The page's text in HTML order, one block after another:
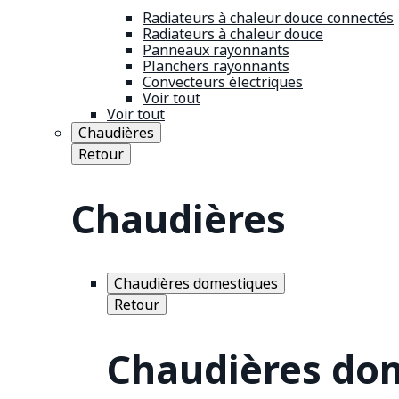
Radiateurs à chaleur douce connectés
Radiateurs à chaleur douce
Panneaux rayonnants
Planchers rayonnants
Convecteurs électriques
Voir tout
Voir tout
Chaudières
Retour
Chaudières
Chaudières domestiques
Retour
Chaudières